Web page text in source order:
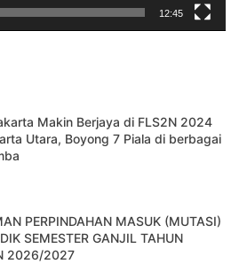
12:45
Makin Berjaya di FLS2N 2024
Utara, Boyong 7 Piala di berbagai
PERPINDAHAN MASUK (MUTASI)
SEMESTER GANJIL TAHUN
2026/2027